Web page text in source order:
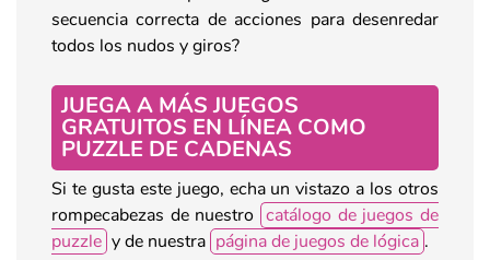
secuencia correcta de acciones para desenredar
todos los nudos y giros?
JUEGA A MÁS JUEGOS
GRATUITOS EN LÍNEA COMO
PUZZLE DE CADENAS
Si te gusta este juego, echa un vistazo a los otros
rompecabezas de nuestro catálogo de juegos de
puzzle y de nuestra página de juegos de lógica .